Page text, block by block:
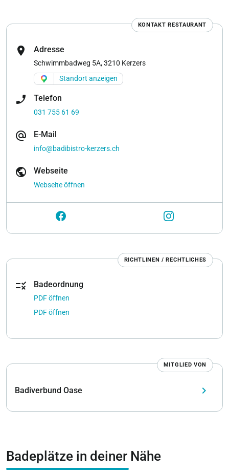
KONTAKT RESTAURANT
location_on Adresse
Schwimmbadweg 5A, 3210 Kerzers
Standort anzeigen
phone_enabled Telefon
031 755 61 69
alternate_email E-Mail
info@badibistro-kerzers.ch
public Webseite
Webseite öffnen
RICHTLINEN / RECHTLICHES
rule Badeordnung
PDF öffnen
PDF öffnen
MITGLIED VON
Badiverbund Oase keyboard_arrow_right
Badeplätze in deiner Nähe